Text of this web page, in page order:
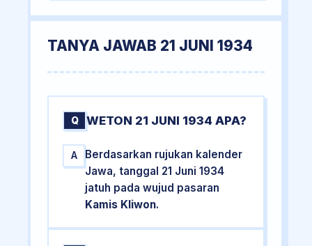
TANYA JAWAB 21 JUNI 1934
Q WETON 21 JUNI 1934 APA?
A
Berdasarkan rujukan kalender
Jawa, tanggal 21 Juni 1934
jatuh pada wujud pasaran
Kamis Kliwon.